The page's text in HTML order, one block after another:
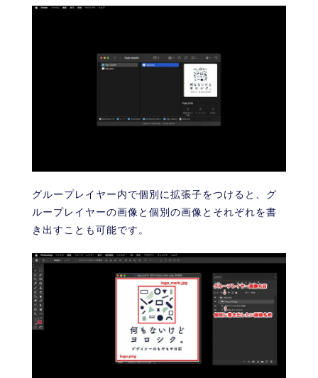
グループレイヤー内で個別に拡張子をつけると、グ
ループレイヤーの画像と個別の画像とそれぞれを書
き出すことも可能です。